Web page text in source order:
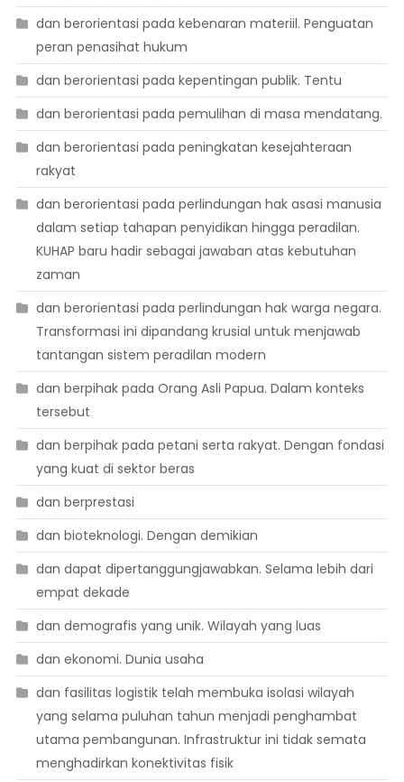
dan berorientasi pada kebenaran materiil. Penguatan
peran penasihat hukum
dan berorientasi pada kepentingan publik. Tentu
dan berorientasi pada pemulihan di masa mendatang.
dan berorientasi pada peningkatan kesejahteraan
rakyat
dan berorientasi pada perlindungan hak asasi manusia
dalam setiap tahapan penyidikan hingga peradilan.
KUHAP baru hadir sebagai jawaban atas kebutuhan
zaman
dan berorientasi pada perlindungan hak warga negara.
Transformasi ini dipandang krusial untuk menjawab
tantangan sistem peradilan modern
dan berpihak pada Orang Asli Papua. Dalam konteks
tersebut
dan berpihak pada petani serta rakyat. Dengan fondasi
yang kuat di sektor beras
dan berprestasi
dan bioteknologi. Dengan demikian
dan dapat dipertanggungjawabkan. Selama lebih dari
empat dekade
dan demografis yang unik. Wilayah yang luas
dan ekonomi. Dunia usaha
dan fasilitas logistik telah membuka isolasi wilayah
yang selama puluhan tahun menjadi penghambat
utama pembangunan. Infrastruktur ini tidak semata
menghadirkan konektivitas fisik